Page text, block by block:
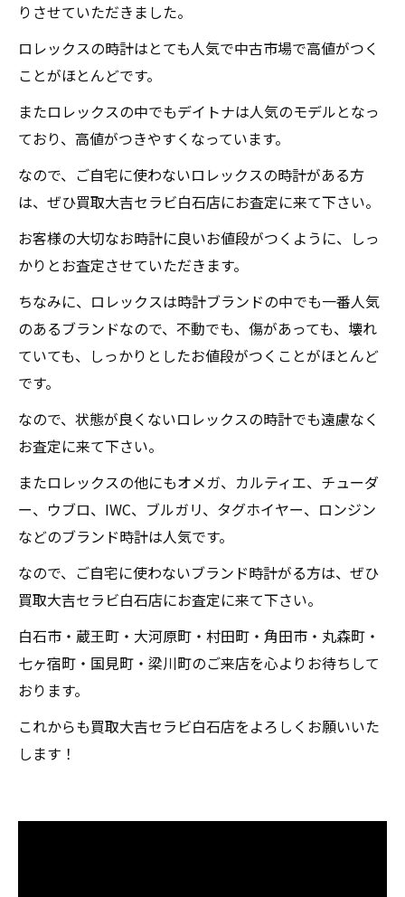
りさせていただきました。
ロレックスの時計はとても人気で中古市場で高値がつく
ことがほとんどです。
またロレックスの中でもデイトナは人気のモデルとなっ
ており、高値がつきやすくなっています。
なので、ご自宅に使わないロレックスの時計がある方
は、ぜひ買取大吉セラビ白石店にお査定に来て下さい。
お客様の大切なお時計に良いお値段がつくように、しっ
かりとお査定させていただきます。
ちなみに、ロレックスは時計ブランドの中でも一番人気
のあるブランドなので、不動でも、傷があっても、壊れ
ていても、しっかりとしたお値段がつくことがほとんど
です。
なので、状態が良くないロレックスの時計でも遠慮なく
お査定に来て下さい。
またロレックスの他にもオメガ、カルティエ、チューダ
ー、ウブロ、IWC、ブルガリ、タグホイヤー、ロンジン
などのブランド時計は人気です。
なので、ご自宅に使わないブランド時計がる方は、ぜひ
買取大吉セラビ白石店にお査定に来て下さい。
白石市・蔵王町・大河原町・村田町・角田市・丸森町・
七ヶ宿町・国見町・梁川町のご来店を心よりお待ちして
おります。
これからも買取大吉セラビ白石店をよろしくお願いいた
します！